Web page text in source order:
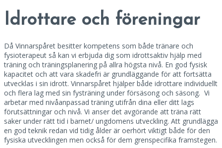
Idrottare och föreningar
Då Vinnarspåret besitter kompetens som både tränare och
fysioterapeut så kan vi erbjuda dig som idrottsaktiv hjälp med
träning och träningsplanering på allra högsta nivå. En god fysisk
kapacitet och att vara skadefri är grundläggande för att fortsätta
utvecklas i sin idrott. Vinnarspåret hjälper både idrottare individuellt
och flera lag med sin fysträning under försäsong och säsong. Vi
arbetar med nivåanpassad träning utifrån dina eller ditt lags
förutsättningar och nivå. Vi anser det avgörande att träna rätt
saker under rätt tid i barnet/ ungdomens utveckling. Att grundlägga
en god teknik redan vid tidig ålder är oerhört viktigt både för den
fysiska utvecklingen men också för dem grenspecifika framstegen.